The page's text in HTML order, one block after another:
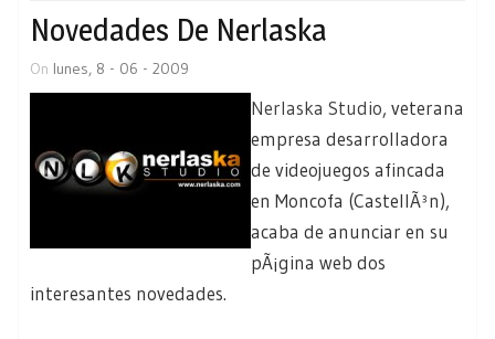
Novedades De Nerlaska
On lunes, 8 - 06 - 2009
Nerlaska Studio, veterana
empresa desarrolladora
de videojuegos afincada
en Moncofa (CastellÃ³n),
acaba de anunciar en su
pÃ¡gina web dos
interesantes novedades.